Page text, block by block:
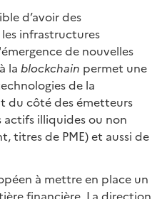
d’avoir des
infrastructures
de nouvelles
la blockchain permet une
de la
du côté des émetteurs
actifs illiquides ou non
titres de PME) et aussi de
à mettre en place un
financière. La direction